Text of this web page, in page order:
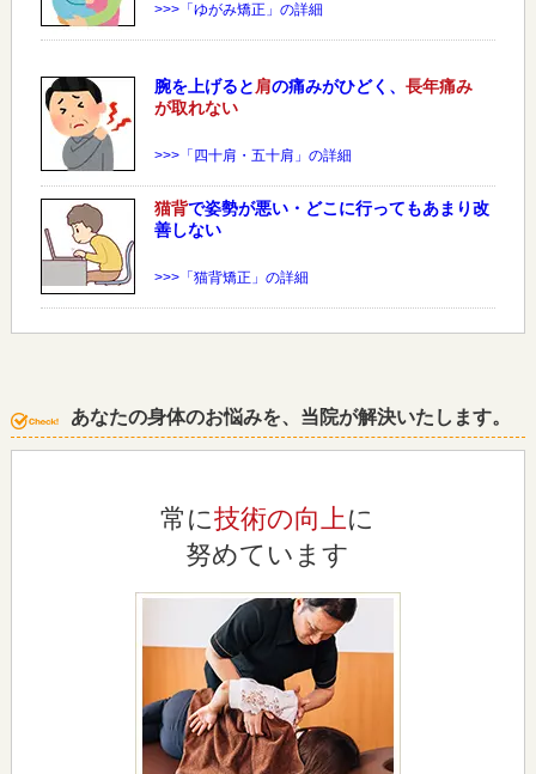
>>>「ゆがみ矯正」の詳細
腕を上げると肩の痛みがひどく、 長年痛み
が取れない
>>>「四十肩・五十肩」の詳細
猫背で姿勢が悪い・どこに行ってもあまり改
善しない
>>>「猫背矯正」の詳細
あなたの身体のお悩みを、当院が解決いたします。
常に技術の向上に
努めています